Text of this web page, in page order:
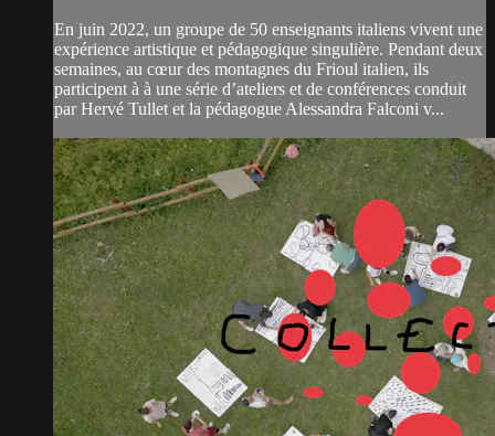
En juin 2022, un groupe de 50 enseignants italiens vivent une
expérience artistique et pédagogique singulière. Pendant deux
semaines, au cœur des montagnes du Frioul italien, ils
participent à à une série d’ateliers et de conférences conduit
par Hervé Tullet et la pédagogue Alessandra Falconi v...